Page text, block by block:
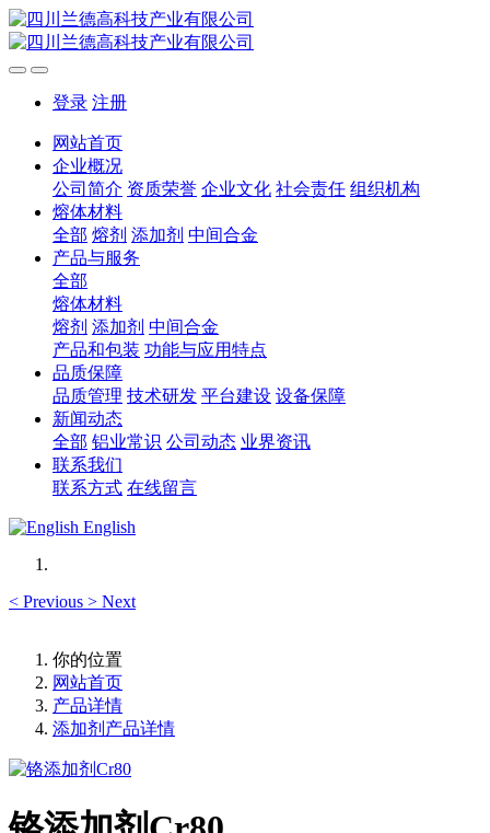
登录 注册
网站首页
企业概况
公司简介 资质荣誉 企业文化 社会责任 组织机构
熔体材料
全部 熔剂 添加剂 中间合金
产品与服务
全部
熔体材料
熔剂 添加剂 中间合金
产品和包装 功能与应用特点
品质保障
品质管理 技术研发 平台建设 设备保障
新闻动态
全部 铝业常识 公司动态 业界资讯
联系我们
联系方式 在线留言
English
< Previous > Next
你的位置
网站首页
产品详情
添加剂产品详情